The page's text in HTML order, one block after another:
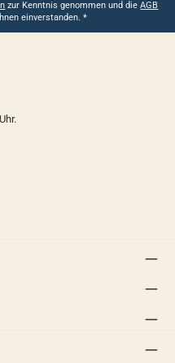
zur Kenntnis genommen und dieAGB
einverstanden. *